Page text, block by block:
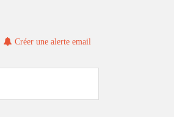
Créer une alerte email